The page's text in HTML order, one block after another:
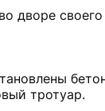
дворе
тротуар.